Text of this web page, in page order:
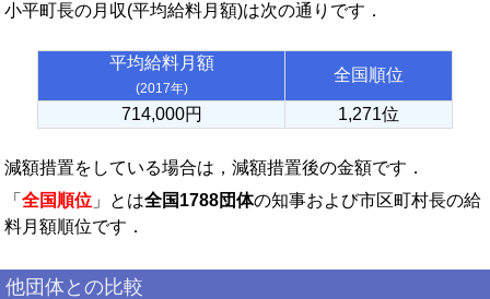
小平町長の月収(平均給料月額)は次の通りです．
平均給料月額
(2017年)
全国順位
714,000円 1,271位
減額措置をしている場合は，減額措置後の金額です．
「 全国順位 」とは全国1788団体の知事および市区町村長の給
料月額順位です．
他団体との比較